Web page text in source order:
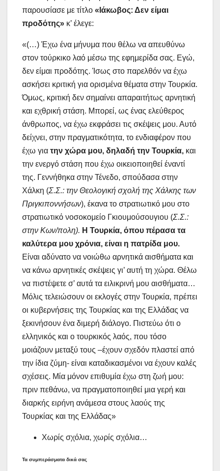
παρουσίασε με τίτλο «Ιάκωβος: Δεν είμαι
προδότης» κ’ έλεγε:
«(…) Έχω ένα μήνυμα που θέλω να απευθύνω
στον τούρκικο λαό μέσω της εφημερίδα σας. Εγώ,
δεν είμαι προδότης. Ίσως στο παρελθόν να έχω
ασκήσει κριτική για ορισμένα θέματα στην Τουρκία.
Όμως, κριτική δεν σημαίνει απαραιτήτως αρνητική
και εχθρική στάση. Μπορεί, ως ένας ελεύθερος
άνθρωπος, να έχω εκφράσει τις σκέψεις μου. Αυτό
δείχνει, στην πραγματικότητα, το ενδιαφέρον που
έχω για την χώρα μου, δηλαδή την Τουρκία, και
την ενεργό στάση που έχω οικειοποιηθεί έναντί
της. Γεννήθηκα στην Τένεδο, σπούδασα στην
Χάλκη (Σ.Σ.: την Θεολογική σχολή της Χάλκης των
Πριγκιποννήσων), έκανα το στρατιωτικό μου στο
στρατιωτικό νοσοκομείο Γκιουμούσουγιου (Σ.Σ.:
στην Κων/πολη). Η Τουρκία, όπου πέρασα τα
καλύτερα μου χρόνια, είναι η πατρίδα μου.
Είναι αδύνατο να νοιώθω αρνητικά αισθήματα και
να κάνω αρνητικές σκέψεις γι’ αυτή τη χώρα. Θέλω
να πιστέψετε σ’ αυτά τα ειλικρινή μου αισθήματα…
Μόλις τελειώσουν οι εκλογές στην Τουρκία, πρέπει
οι κυβερνήσεις της Τουρκίας και της Ελλάδας να
ξεκινήσουν ένα διμερή διάλογο. Πιστεύω ότι ο
ελληνικός και ο τουρκικός λαός, που τόσο
μοιάζουν μεταξύ τους –έχουν σχεδόν πλαστεί από
την ίδια ζύμη- είναι καταδικασμένοι να έχουν καλές
σχέσεις. Μία μόνον επιθυμία έχω στη ζωή μου:
πριν πεθάνω, να πραγματοποιηθεί μια γερή και
διαρκής ειρήνη ανάμεσα στους λαούς της
Τουρκίας και της Ελλάδας»
Χωρίς σχόλια, χωρίς σχόλια…
Τα συμπεράσματα δικά σας